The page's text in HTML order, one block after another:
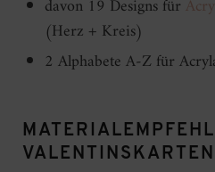
davon 19 Designs für
(Herz + Kreis)
2 Alphabete A-Z für